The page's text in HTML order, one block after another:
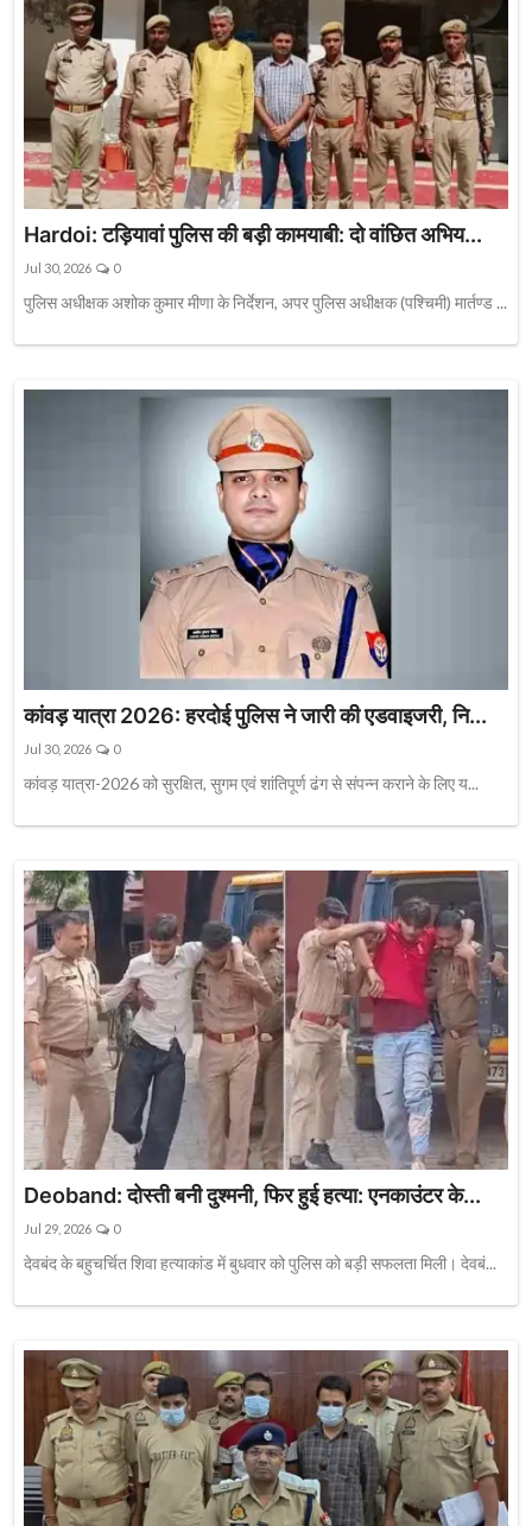
Hardoi: टड़ियावां पुलिस की बड़ी कामयाबी: दो वांछित अभिय...
Jul 30, 2026 0
पुलिस अधीक्षक अशोक कुमार मीणा के निर्देशन, अपर पुलिस अधीक्षक (पश्चिमी) मार्तण्ड ...
कांवड़ यात्रा 2026: हरदोई पुलिस ने जारी की एडवाइजरी, नि...
Jul 30, 2026 0
कांवड़ यात्रा-2026 को सुरक्षित, सुगम एवं शांतिपूर्ण ढंग से संपन्न कराने के लिए य...
Deoband: दोस्ती बनी दुश्मनी, फिर हुई हत्या: एनकाउंटर के...
Jul 29, 2026 0
देवबंद के बहुचर्चित शिवा हत्याकांड में बुधवार को पुलिस को बड़ी सफलता मिली। देवबं...